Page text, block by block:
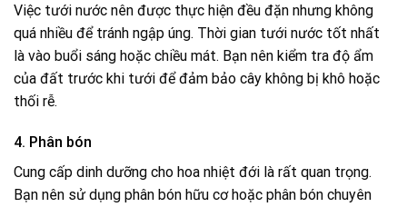
Việc tưới nước nên được thực hiện đều đặn nhưng không
quá nhiều để tránh ngập úng. Thời gian tưới nước tốt nhất
là vào buổi sáng hoặc chiều mát. Bạn nên kiểm tra độ ẩm
của đất trước khi tưới để đảm bảo cây không bị khô hoặc
thối rễ.
4. Phân bón
Cung cấp dinh dưỡng cho hoa nhiệt đới là rất quan trọng.
Bạn nên sử dụng phân bón hữu cơ hoặc phân bón chuyên